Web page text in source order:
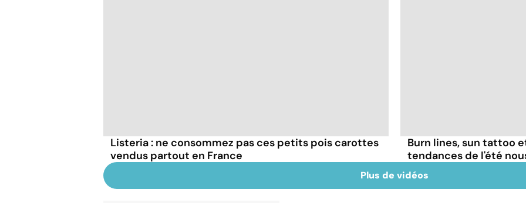
Listeria : ne consommez pas ces petits pois carottes
vendus partout en France
Burn lines, sun tattoo
tendances de l'été
Plus de vidéos